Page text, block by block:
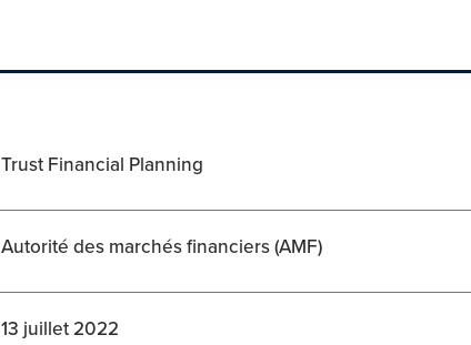
Trust Financial Planning
Autorité des marchés financiers (AMF)
13 juillet 2022